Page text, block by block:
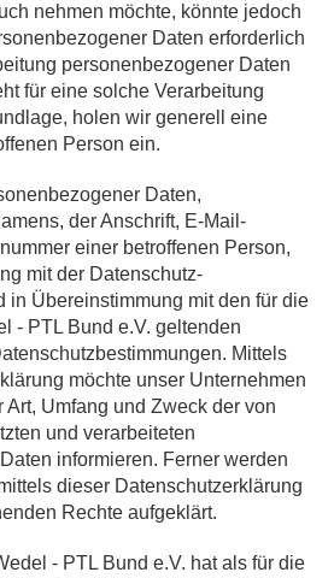
nehmen möchte, könnte jedoch
Daten erforderlich
personenbezogener Daten
für eine solche Verarbeitung
holen wir generell eine
Person ein.
Daten,
der Anschrift, E-Mail-
einer betroffenen Person,
mit der Datenschutz-
in Übereinstimmung mit den für die
- PTL Bund e.V. geltenden
Mittels
möchte unser Unternehmen
Umfang und Zweck der von
und verarbeiteten
informieren. Ferner werden
dieser Datenschutzerklärung
Rechte aufgeklärt.
- PTL Bund e.V. hat als für die